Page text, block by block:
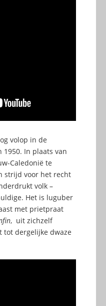
volop in de
In plaats van
Caledonië te
strijd voor het recht
volk –
Het is luguber
met prietpraat
, uit zichzelf
tot dergelijke dwaze